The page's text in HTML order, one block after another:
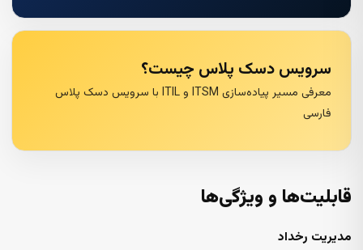
سرویس دسک پلاس چیست؟
معرفی مسیر پیاده‌سازی ITSM و ITIL با سرویس دسک پلاس
فارسی
قابلیت‌ها و ویژگی‌ها
مدیریت رخداد